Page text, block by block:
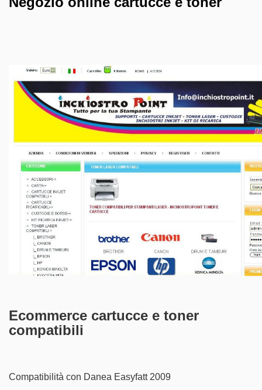
Ecommerce cartucce e toner
compatibili
Compatibilità con Danea Easyfatt 2009